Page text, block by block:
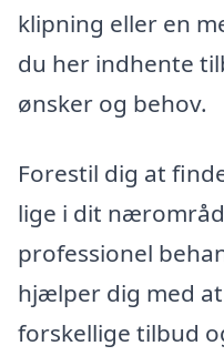
klipning eller en
du her indhente
ønsker og behov.
Forestil dig at
lige i dit
professionel
hjælper dig med
forskellige tilbud